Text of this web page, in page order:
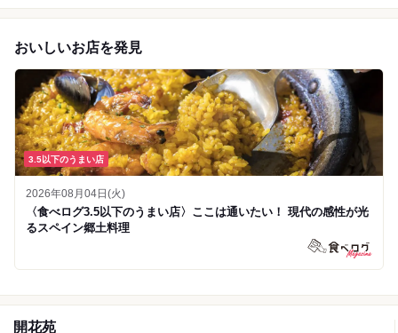
おいしいお店を発見
3.5以下のうまい店
2026年08月04日(火)
〈食べログ3.5以下のうまい店〉ここは通いたい！ 現代の感性が光
るスペイン郷土料理
開花苑